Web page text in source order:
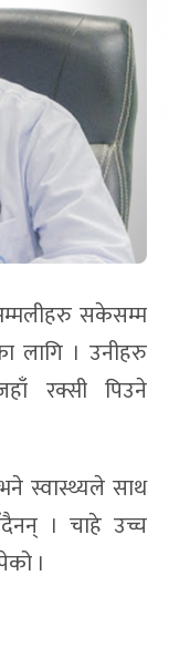
सकेसम्म
लागि । उनीहरु
रक्सी पिउने
स्वास्थ्यले साथ
। चाहे उच्च
।